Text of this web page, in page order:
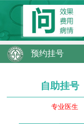
预约挂号
自助挂号
专业医生